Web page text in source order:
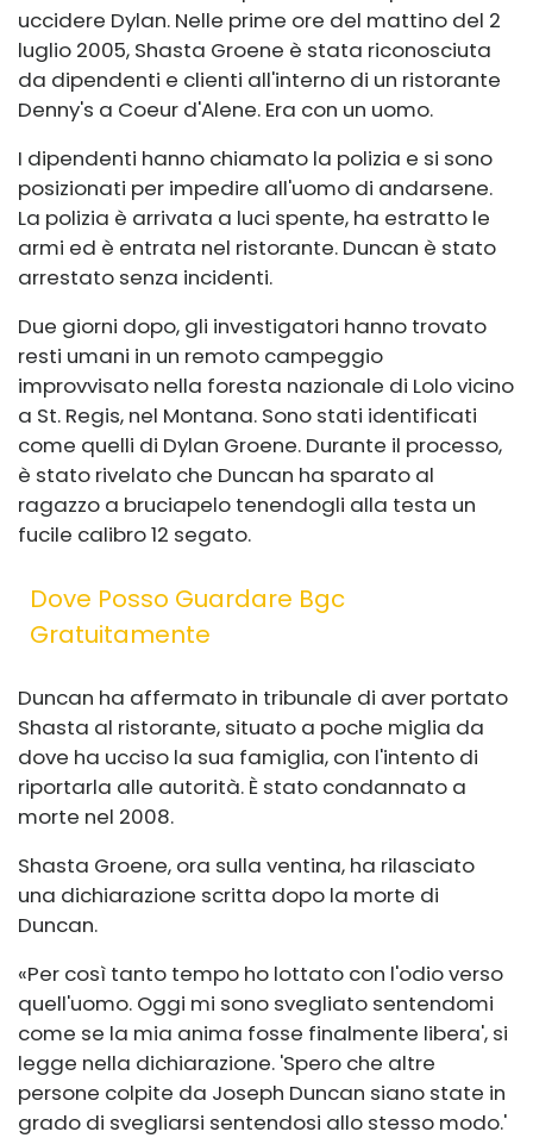
uccidere Dylan. Nelle prime ore del mattino del 2
luglio 2005, Shasta Groene è stata riconosciuta
da dipendenti e clienti all'interno di un ristorante
Denny's a Coeur d'Alene. Era con un uomo.
I dipendenti hanno chiamato la polizia e si sono
posizionati per impedire all'uomo di andarsene.
La polizia è arrivata a luci spente, ha estratto le
armi ed è entrata nel ristorante. Duncan è stato
arrestato senza incidenti.
Due giorni dopo, gli investigatori hanno trovato
resti umani in un remoto campeggio
improvvisato nella foresta nazionale di Lolo vicino
a St. Regis, nel Montana. Sono stati identificati
come quelli di Dylan Groene. Durante il processo,
è stato rivelato che Duncan ha sparato al
ragazzo a bruciapelo tenendogli alla testa un
fucile calibro 12 segato.
Dove Posso Guardare Bgc
Gratuitamente
Duncan ha affermato in tribunale di aver portato
Shasta al ristorante, situato a poche miglia da
dove ha ucciso la sua famiglia, con l'intento di
riportarla alle autorità. È stato condannato a
morte nel 2008.
Shasta Groene, ora sulla ventina, ha rilasciato
una dichiarazione scritta dopo la morte di
Duncan.
«Per così tanto tempo ho lottato con l'odio verso
quell'uomo. Oggi mi sono svegliato sentendomi
come se la mia anima fosse finalmente libera', si
legge nella dichiarazione. 'Spero che altre
persone colpite da Joseph Duncan siano state in
grado di svegliarsi sentendosi allo stesso modo.'